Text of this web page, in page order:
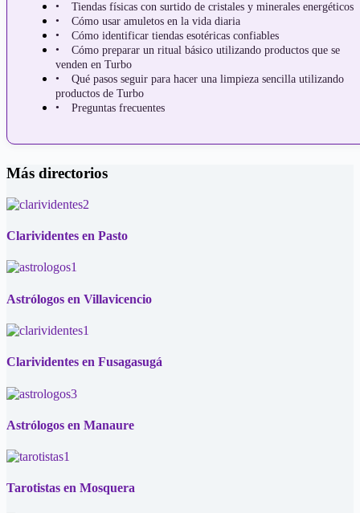
Tiendas físicas con surtido de cristales y minerales energéticos
Cómo usar amuletos en la vida diaria
Cómo identificar tiendas esotéricas confiables
Cómo preparar un ritual básico utilizando productos que se
venden en Turbo
Qué pasos seguir para hacer una limpieza sencilla utilizando
productos de Turbo
Preguntas frecuentes
Más directorios
Clarividentes en Pasto
Astrólogos en Villavicencio
Clarividentes en Fusagasugá
Astrólogos en Manaure
Tarotistas en Mosquera